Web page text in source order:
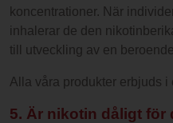
koncentrationer. När
inhalerar de den
till utveckling av en
Alla våra produkter erbjuds i
5. Är nikotin dåligt för